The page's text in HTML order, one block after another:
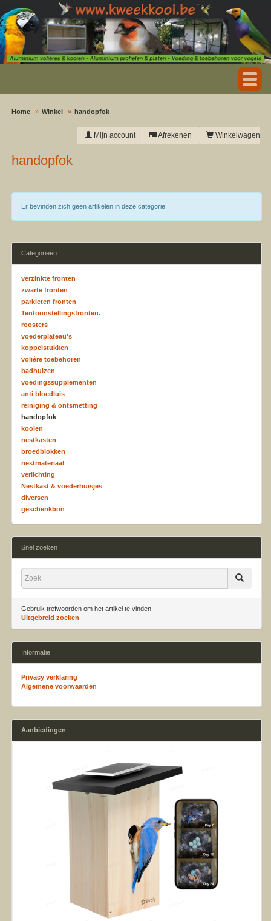
Home Winkel handopfok
Winkelwagen
Afrekenen
Mijn account
handopfok
Er bevinden zich geen artikelen in deze categorie.
Categorieën
verzinkte fronten
zwarte fronten
parkieten fronten
Tentoonstellingsfronten.
roosters
voederplateau's
koppelstukken
volière toebehoren
badhuizen
voedingssupplementen
anti bloedluis
reiniging & ontsmetting
handopfok
kooien
nestkasten
broedblokken
nestmateriaal
verlichting
Nestkast & voederhuisjes
diversen
geschenkbon
Snel zoeken
Gebruik trefwoorden om het artikel te vinden.
Uitgebreid zoeken
Informatie
Privacy verklaring
Algemene voorwaarden
Aanbiedingen